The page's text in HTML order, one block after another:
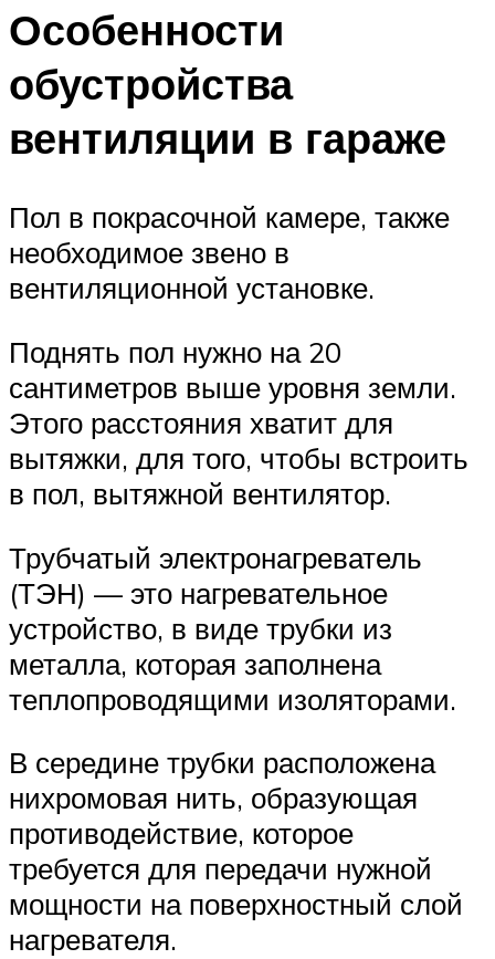
Особенности
обустройства
вентиляции в гараже
Пол в покрасочной камере, также
необходимое звено в
вентиляционной установке.
Поднять пол нужно на 20
сантиметров выше уровня земли.
Этого расстояния хватит для
вытяжки, для того, чтобы встроить
в пол, вытяжной вентилятор.
Трубчатый электронагреватель
(ТЭН) — это нагревательное
устройство, в виде трубки из
металла, которая заполнена
теплопроводящими изоляторами.
В середине трубки расположена
нихромовая нить, образующая
противодействие, которое
требуется для передачи нужной
мощности на поверхностный слой
нагревателя.